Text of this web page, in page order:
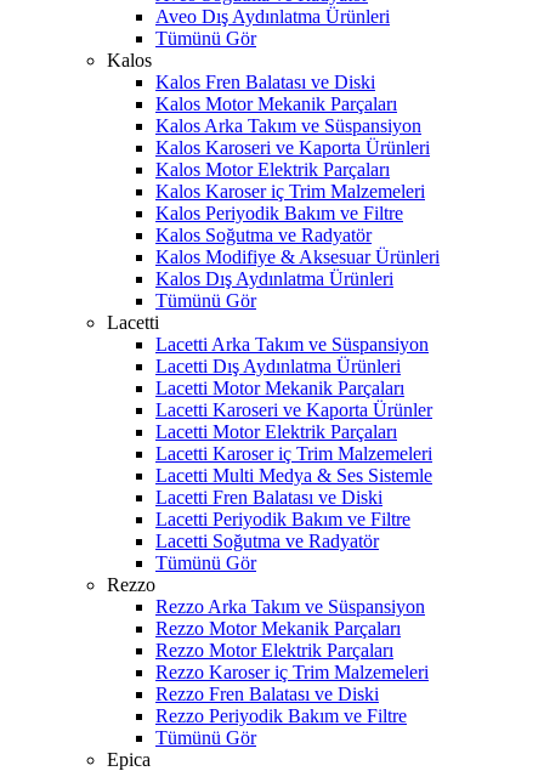
Aveo Dış Aydınlatma Ürünleri
Tümünü Gör
Kalos
Kalos Fren Balatası ve Diski
Kalos Motor Mekanik Parçaları
Kalos Arka Takım ve Süspansiyon
Kalos Karoseri ve Kaporta Ürünleri
Kalos Motor Elektrik Parçaları
Kalos Karoser iç Trim Malzemeleri
Kalos Periyodik Bakım ve Filtre
Kalos Soğutma ve Radyatör
Kalos Modifiye & Aksesuar Ürünleri
Kalos Dış Aydınlatma Ürünleri
Tümünü Gör
Lacetti
Lacetti Arka Takım ve Süspansiyon
Lacetti Dış Aydınlatma Ürünleri
Lacetti Motor Mekanik Parçaları
Lacetti Karoseri ve Kaporta Ürünler
Lacetti Motor Elektrik Parçaları
Lacetti Karoser iç Trim Malzemeleri
Lacetti Multi Medya & Ses Sistemle
Lacetti Fren Balatası ve Diski
Lacetti Periyodik Bakım ve Filtre
Lacetti Soğutma ve Radyatör
Tümünü Gör
Rezzo
Rezzo Arka Takım ve Süspansiyon
Rezzo Motor Mekanik Parçaları
Rezzo Motor Elektrik Parçaları
Rezzo Karoser iç Trim Malzemeleri
Rezzo Fren Balatası ve Diski
Rezzo Periyodik Bakım ve Filtre
Tümünü Gör
Epica